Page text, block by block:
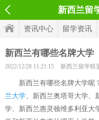
新西兰留
资讯中心 留学资讯
新西兰有哪些名牌大学
2022/12/28 11:21:15 新西兰留学联
新西兰有哪些名牌大学呢
兰大学、新西兰奥塔哥大学、
学、新西兰惠灵顿维多利亚大